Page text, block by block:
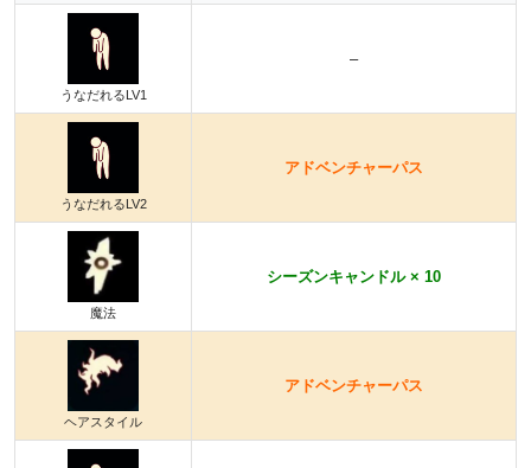
うなだれるLV1
–
うなだれるLV2
アドベンチャーパス
魔法
シーズンキャンドル × 10
ヘアスタイル
アドベンチャーパス